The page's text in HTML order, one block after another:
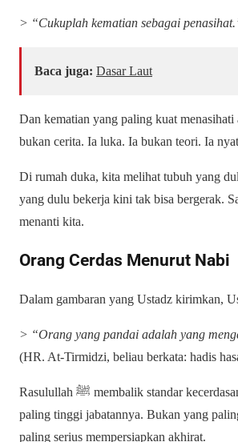
> “Cukuplah kematian sebagai
Baca juga: Dasar Laut
Dan kematian yang paling kuat
bukan cerita. Ia luka. Ia bukan teori. Ia
Di rumah duka, kita melihat tubuh yang
yang dulu bekerja kini tak bisa bergerak.
menanti kita.
Orang Cerdas Menurut Nabi
> “Orang yang pandai adalah yang
(HR. At-Tirmidzi, beliau berkata: hadis
Rasulullah ﷺ membalik standar kecerdasan manusia. Bukan yang paling banyak hartanya. Dan Bukan yang
paling tinggi jabatannya. Bukan yang
paling serius mempersiapkan akhirat.